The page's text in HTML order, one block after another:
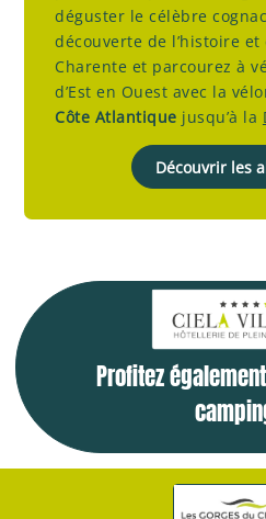
déguster le célèbre
découverte de l’histoire
Charente et parcourez à
d’Est en Ouest avec la
Côte Atlantique jusqu’à la
Découvrir les
Profitez